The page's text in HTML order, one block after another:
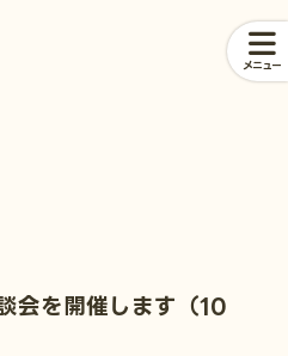
メニュー
会を開催します（10